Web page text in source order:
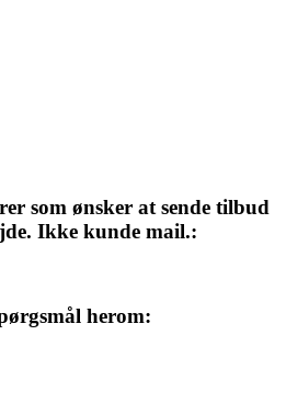
som ønsker at sende tilbud
Ikke kunde mail.:
herom: